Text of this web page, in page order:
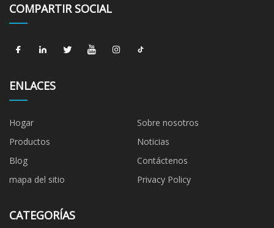
COMPARTIR SOCIAL
ENLACES
Hogar
Sobre nosotros
Productos
Noticias
Blog
Contáctenos
mapa del sitio
Privacy Policy
CATEGORÍAS